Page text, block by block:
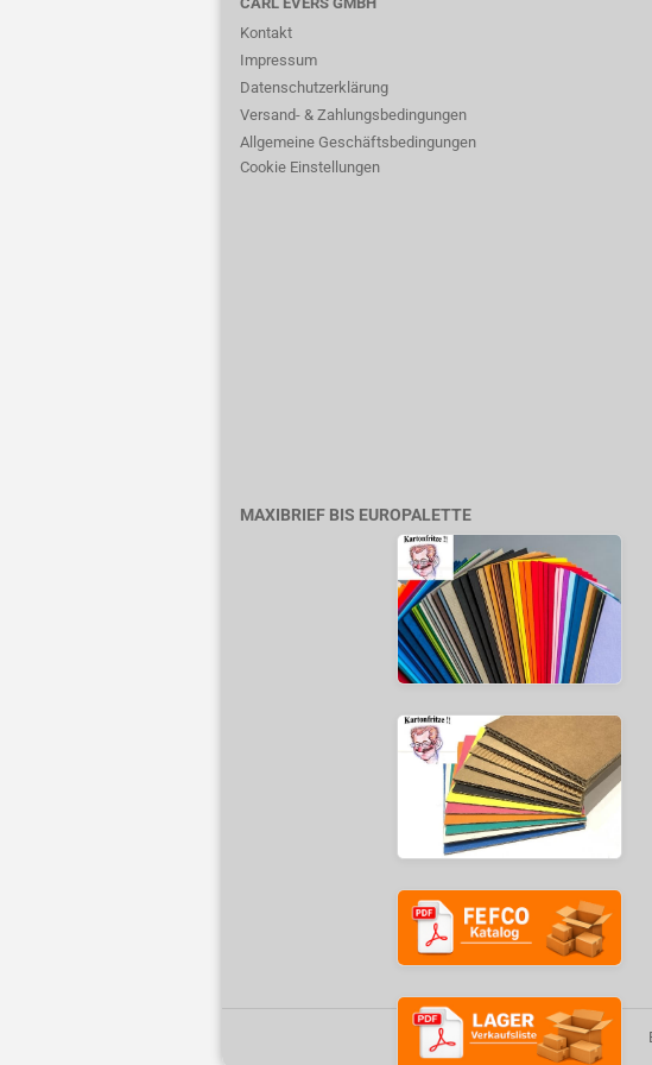
Kontakt
Impressum
Datenschutzerklärung
Versand- & Zahlungsbedingungen
Allgemeine Geschäftsbedingungen
Cookie Einstellungen
MAXIBRIEF BIS EUROPALETTE